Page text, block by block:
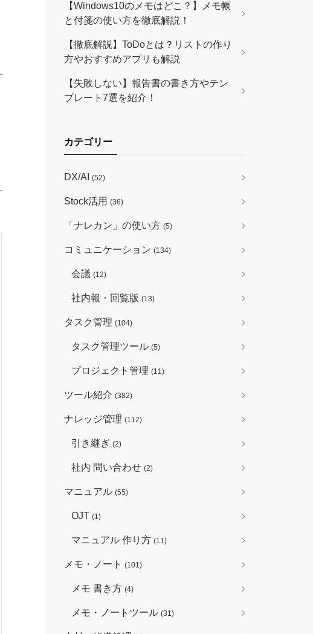
【Windows10のメモはどこ？】メモ帳
と付箋の使い方を徹底解説！
【徹底解説】ToDoとは？リストの作り
方やおすすめアプリも解説
【失敗しない】報告書の書き方やテン
プレート7選を紹介！
カテゴリー
DX/AI (52)
Stock活用 (36)
「ナレカン」の使い方 (5)
コミュニケーション (134)
会議 (12)
社内報・回覧版 (13)
タスク管理 (104)
タスク管理ツール (5)
プロジェクト管理 (11)
ツール紹介 (382)
ナレッジ管理 (112)
引き継ぎ (2)
社内 問い合わせ (2)
マニュアル (55)
OJT (1)
マニュアル 作り方 (11)
メモ・ノート (101)
メモ 書き方 (4)
メモ・ノートツール (31)